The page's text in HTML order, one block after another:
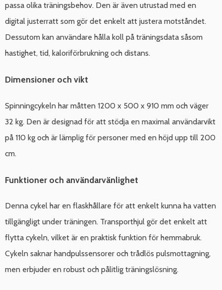
passa olika träningsbehov. Den är även utrustad med en
digital justerratt som gör det enkelt att justera motståndet.
Dessutom kan användare hålla koll på träningsdata såsom
hastighet, tid, kaloriförbrukning och distans.
Dimensioner och vikt
Spinningcykeln har måtten 1200 x 500 x 910 mm och väger
32 kg. Den är designad för att stödja en maximal användarvikt
på 110 kg och är lämplig för personer med en höjd upp till 200
cm.
Funktioner och användarvänlighet
Denna cykel har en flaskhållare för att enkelt kunna ha vatten
tillgängligt under träningen. Transporthjul gör det enkelt att
flytta cykeln, vilket är en praktisk funktion för hemmabruk.
Cykeln saknar handpulssensorer och trådlös pulsmottagning,
men erbjuder en robust och pålitlig träningslösning.